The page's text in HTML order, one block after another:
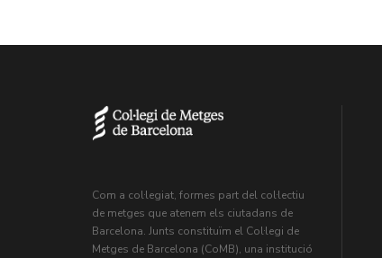
Com a col·legiat, formes part del col·lectiu
de metges que atenem els ciutadans de
Barcelona. Junts constituïm el Col·legi de
Metges de Barcelona (CoMB), una institució